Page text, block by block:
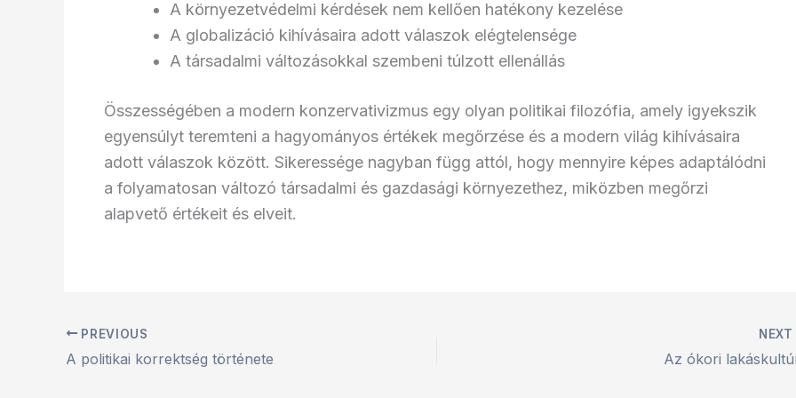
A környezetvédelmi kérdések nem kellően hatékony kezelése
A globalizáció kihívásaira adott válaszok elégtelensége
A társadalmi változásokkal szembeni túlzott ellenállás
Összességében a modern konzervativizmus egy olyan politikai filozófia, amely igyekszik
egyensúlyt teremteni a hagyományos értékek megőrzése és a modern világ kihívásaira
adott válaszok között. Sikeressége nagyban függ attól, hogy mennyire képes adaptálódni
a folyamatosan változó társadalmi és gazdasági környezethez, miközben megőrzi
alapvető értékeit és elveit.
PREVIOUS
A politikai korrektség története
NEXT
Az ókori